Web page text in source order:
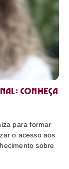
conheça
para formar
o acesso aos
sobre